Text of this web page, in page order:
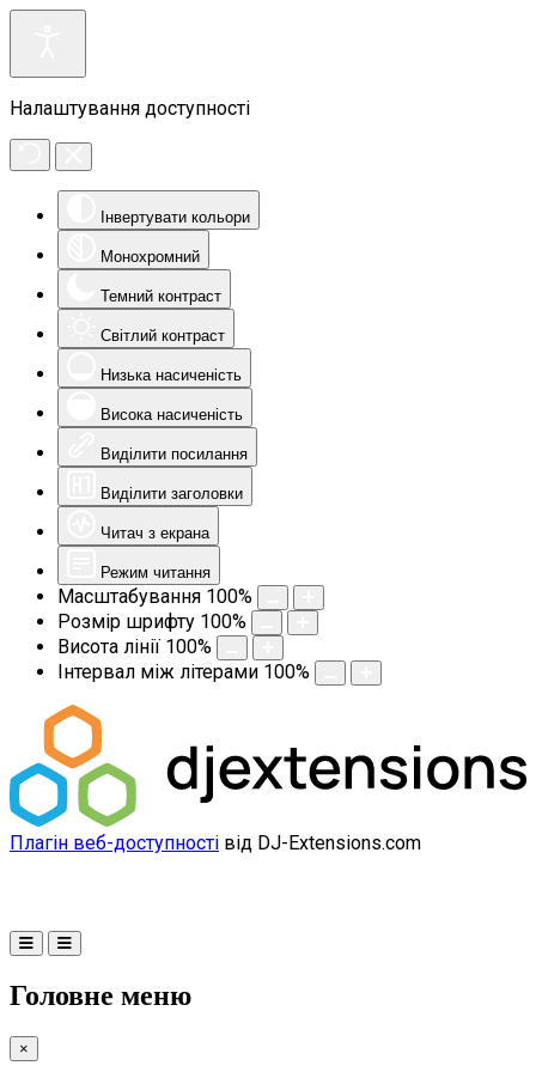
Налаштування доступності
Інвертувати кольори
Монохромний
Темний контраст
Світлий контраст
Низька насиченість
Висока насиченість
Виділити посилання
Виділити заголовки
Читач з екрана
Режим читання
Масштабування 100%
Розмір шрифту 100%
Висота лінії 100%
Інтервал між літерами 100%
Плагін веб-доступності від DJ-Extensions.com
Головне меню
×